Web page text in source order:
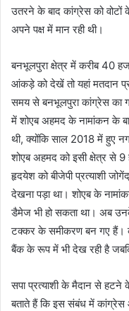
उतरने के बाद कांग्रेस को वोटों
अपने पक्ष में मान रही थी।
बनभूलपुरा क्षेत्र में करीब 40
आंकड़े को देखें तो यहां मतदान
समय से बनभूलपुरा कांग्रेस का
में शोएब अहमद के नामांकन के
थी, क्योंकि साल 2018 में हुए
शोएब अहमद को इसी क्षेत्र से
हृदयेश को बीजेपी प्रत्याशी
देखना पड़ा था। शोएब के
डैमेज भी हो सकता था। अब
टक्कर के समीकरण बन गए हैं।
बैंक के रूप में भी देख रही है
सपा प्रत्याशी के मैदान से हटने
बताते हैं कि इस संबंध में